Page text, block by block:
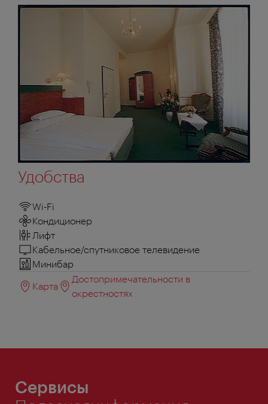
Удобства
Wi-Fi
Кондиционер
Лифт
Кабельное/спутниковое телевидение
Минибар
Карта
Достопримечательности в
окрестностях
Сервисы